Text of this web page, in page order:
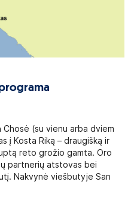
Chosė (su vienu arba dviem
į Kosta Riką – draugišką ir
reto grožio gamta. Oro
partnerių atstovas bei
Nakvynė viešbutyje San